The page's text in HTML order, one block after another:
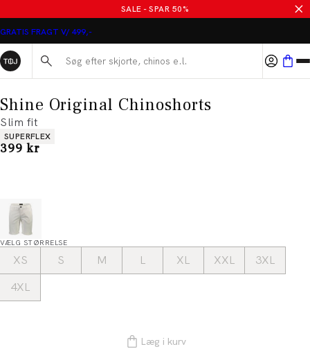
SALE - SPAR 50%
GRATIS FRAGT V/ 499,-
Søg her...
Shine Original Chinoshorts
Slim fit
Produkt egenskaber
SUPERFLEX
I alt (inkl. rabat)
399 kr
VÆLG STØRRELSE
XS S M L XL XXL
3XL
4XL
Læg i kurv